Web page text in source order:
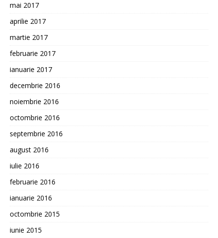
mai 2017
aprilie 2017
martie 2017
februarie 2017
ianuarie 2017
decembrie 2016
noiembrie 2016
octombrie 2016
septembrie 2016
august 2016
iulie 2016
februarie 2016
ianuarie 2016
octombrie 2015
iunie 2015